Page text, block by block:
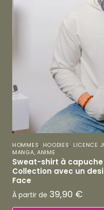
HOMMES, HOODIES, LICENCE
MANGA, ANIME
Sweat-shirt à capuche
Collection avec un
Face
À partir de 39,90 €